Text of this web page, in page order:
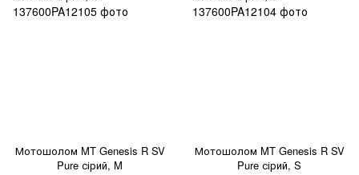
Мотошолом MT Genesis R SV
Pure сірий, M
Мотошолом MT Genesis R SV
Pure сірий, S